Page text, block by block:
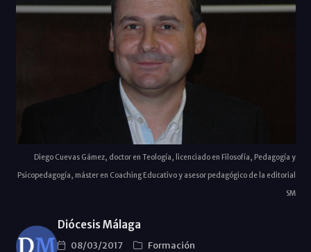
Diego Cuevas Gámez, doctor en Teología, licenciado en Filosofía, Pedagogía y
Psicopedagogía, máster en Coaching Educativo y asesor pedagógico de la editorial
SM
Diócesis Málaga
08/03/2017
Formación